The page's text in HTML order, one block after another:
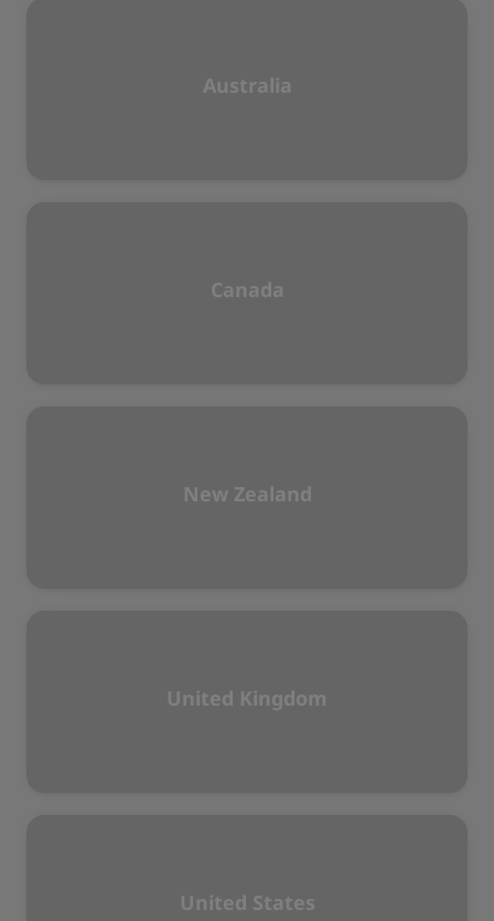
Australia
Canada
New Zealand
United Kingdom
United States